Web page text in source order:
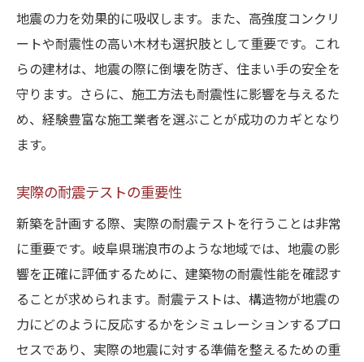
地震の力を効果的に吸収します。また、高強度コンクリ
ートや耐震性の高い木材も選択肢として重要です。これ
らの建材は、地震の際に倒壊を防ぎ、住まい手の安全を
守ります。さらに、施工方法も耐震性に影響を与えるた
め、経験豊富な施工業者を選ぶことが成功のカギとなり
ます。
実際の耐震テストの重要性
新築を計画する際、実際の耐震テストを行うことは非常
に重要です。岐阜県瑞浪市のような地域では、地震の影
響を正確に評価するために、建築物の耐震性能を確認す
ることが求められます。耐震テストは、構造物が地震の
力にどのように反応するかをシミュレーションするプロ
セスであり、実際の地震に対する準備を整えるための重